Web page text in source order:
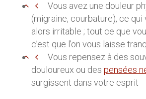
Vous avez une douleur
(migraine, courbature), ce qui
alors irritable ; tout ce que
c’est que l’on vous laisse
Vous repensez à des
douloureux ou des pensées
surgissent dans votre esprit